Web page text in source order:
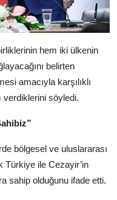
hem iki ülkenin
belirten
amacıyla karşılıklı
verdiklerini söyledi.
bölgesel ve uluslararası
Türkiye ile Cezayir’in
sahip olduğunu ifade etti.